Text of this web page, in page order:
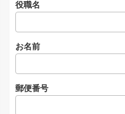
役職名
お名前
郵便番号